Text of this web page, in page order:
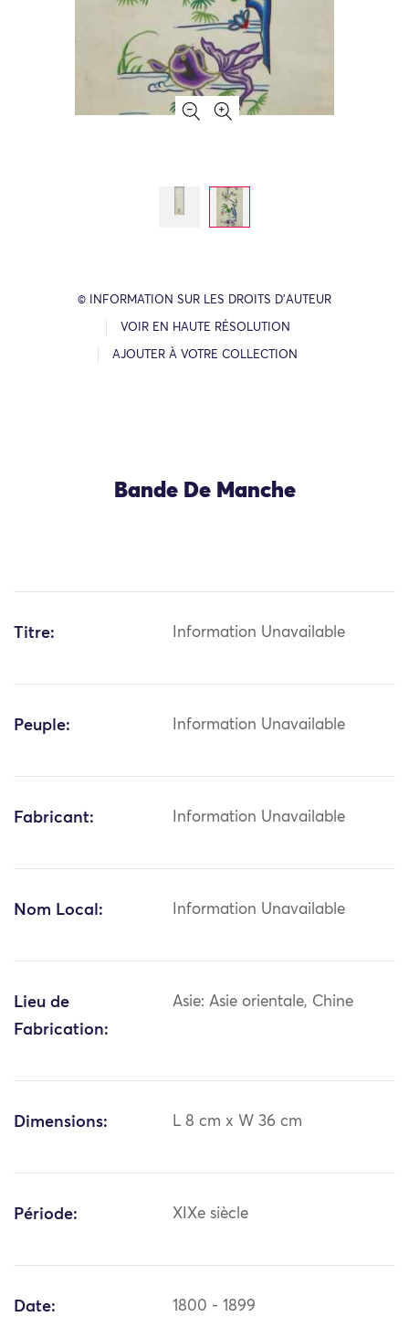
© INFORMATION SUR LES DROITS D’AUTEUR
VOIR EN HAUTE RÉSOLUTION
AJOUTER À VOTRE COLLECTION
Bande De Manche
Titre: Information Unavailable
Peuple: Information Unavailable
Fabricant: Information Unavailable
Nom Local: Information Unavailable
Lieu de
Fabrication:
Asie: Asie orientale, Chine
Dimensions: L 8 cm x W 36 cm
Période: XIXe siècle
Date: 1800 - 1899